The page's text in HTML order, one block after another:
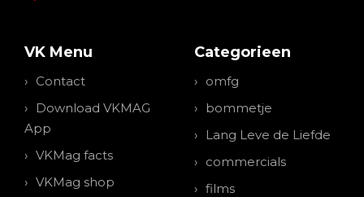
VK Menu
Contact
Download VKMAG
App
VKMag facts
VKMag shop
Categorieen
omfg
bommetje
Lang Leve de Liefde
commercials
films